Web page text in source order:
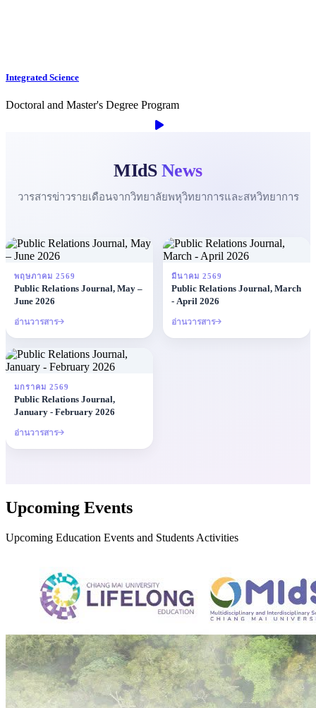
Integrated Science
Doctoral and Master's Degree Program
MIdS News
วารสารข่าวรายเดือนจากวิทยาลัยพหุวิทยาการและสหวิทยาการ
พฤษภาคม 2569
Public Relations Journal, May –
June 2026
อ่านวารสาร
มีนาคม 2569
Public Relations Journal, March
- April 2026
อ่านวารสาร
มกราคม 2569
Public Relations Journal,
January - February 2026
อ่านวารสาร
Upcoming Events
Upcoming Education Events and Students Activities